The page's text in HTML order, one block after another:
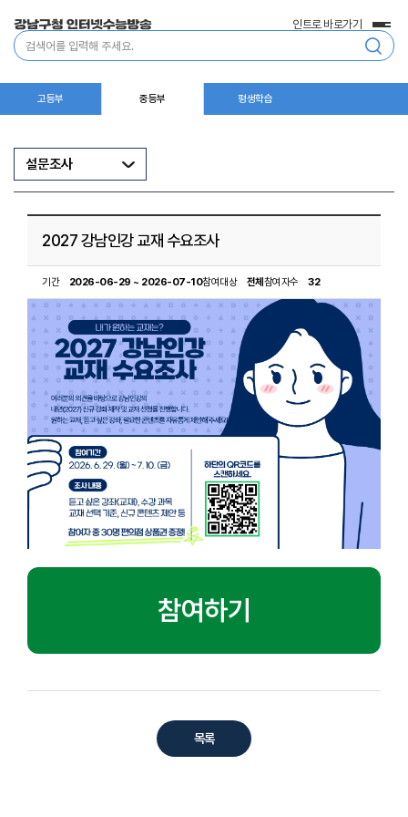
통
합
색
인트로 바로가기
전
체
메
고등부 중등부 평생학습
설문조사
2027 강남인강 교재 수요조사
기간 2026-06-29 ~ 2026-07-10참여대상 전체 참여자수 32
참여하기
목록